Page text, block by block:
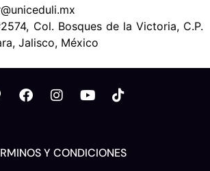
Col. Bosques de la Victoria, C.P.
Jalisco, México
Y CONDICIONES